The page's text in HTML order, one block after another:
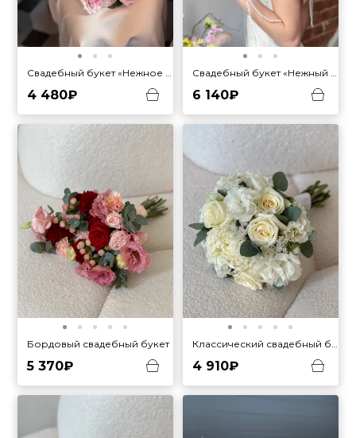
Свадебный букет «Нежное утро»
4 480₽
Свадебный букет «Нежный вальс»
6 140₽
Бордовый свадебный букет
5 370₽
Классический свадебный букет
4 910₽